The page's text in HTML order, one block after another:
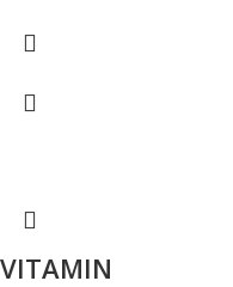
VITAMIN